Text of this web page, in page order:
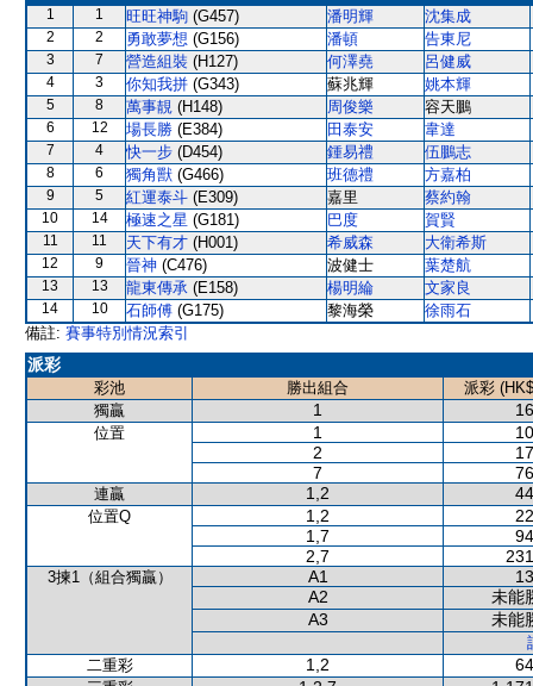
1 1 旺旺神駒 (G457) 潘明輝 沈集成
2 2 勇敢夢想 (G156) 潘頓 告東尼
3 7 營造組裝 (H127) 何澤堯 呂健威
4 3 你知我拼 (G343) 蘇兆輝 姚本輝
5 8 萬事靚 (H148) 周俊樂 容天鵬
6 12 場長勝 (E384) 田泰安 韋達
7 4 快一步 (D454) 鍾易禮 伍鵬志
8 6 獨角獸 (G466) 班德禮 方嘉柏
9 5 紅運泰斗 (E309) 嘉里 蔡約翰
10 14 極速之星 (G181) 巴度 賀賢
11 11 天下有才 (H001) 希威森 大衛希斯
12 9 晉神 (C476) 波健士 葉楚航
13 13 龍東傳承 (E158) 楊明綸 文家良
14 10 石師傅 (G175) 黎海榮
徐雨石
備註: 賽事特別情況索引
派彩
彩池 勝出組合
派彩
獨贏
1
位置 1
2
7
連贏 1,2
位置Q 1,2
1,7
2,7
3揀1（組合獨贏） A1
A2
未能
A3
未能
二重彩
1,2